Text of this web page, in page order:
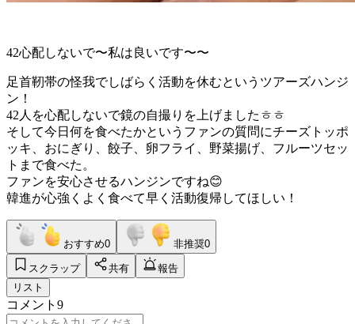
42心配しないで〜私は良いです〜〜
足首靭帯の怪我でしばらく活動を休むというツアーズハンジ
ン！
42人を心配しないで鏡の自撮りを上げましたㅎㅎ
そして今日何を食べたかというファンの質問にチーズトッポ
ッキ、おにぎり、餃子、卵フライ、野菜揚げ、フルーツセッ
トまで食べた。
ファンを安心させるハンジンですね😊
韓進が心強くよく食べて早く活動復帰してほしい！
おすすめ0 非推奨0
スクラップ 共有
報告
リスト
コメント 9